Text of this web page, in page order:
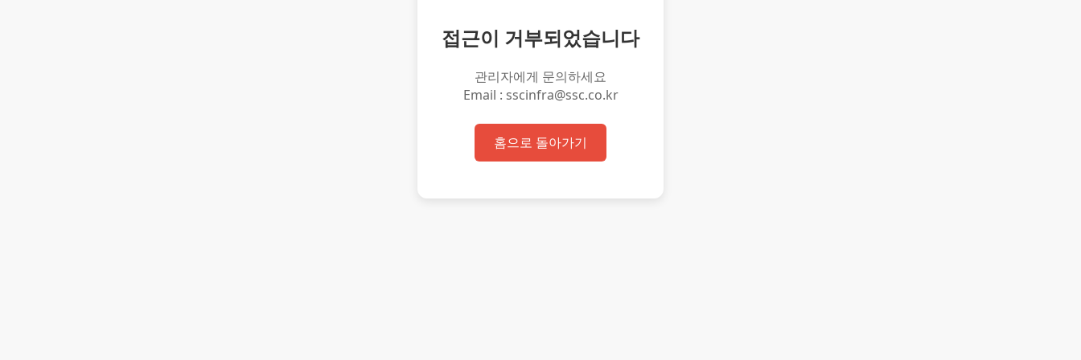
접근이 거부되었습니다
관리자에게 문의하세요
Email : sscinfra@ssc.co.kr
홈으로 돌아가기